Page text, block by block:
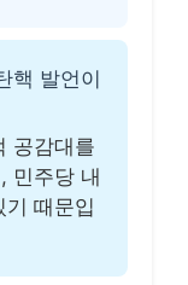
핵 발언이
공감대를
민주당 내
때문입